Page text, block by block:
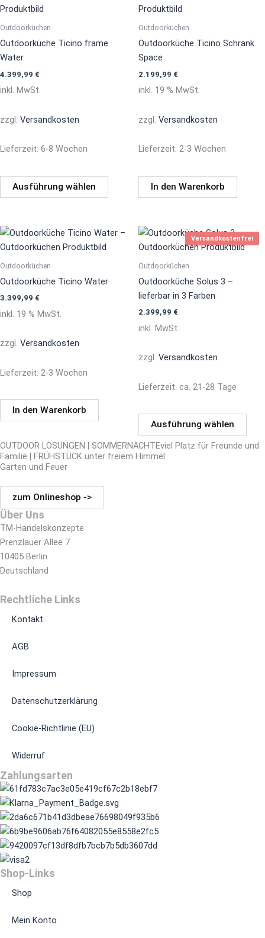
Outdoorküchen
Outdoorküche Ticino frame
Water
4.399,99 €
inkl. MwSt.
zzgl. Versandkosten
Lieferzeit: 6-8 Wochen
Ausführung wählen
mehrere
Optionen
Outdoorküchen
Outdoorküche Ticino Schrank
Space
2.199,99 €
inkl. 19 % MwSt.
zzgl. Versandkosten
Lieferzeit: 2-3 Wochen
In den Warenkorb
Outdoorküchen
Outdoorküche Ticino Water
3.399,99 €
inkl. 19 % MwSt.
zzgl. Versandkosten
Lieferzeit: 2-3 Wochen
In den Warenkorb
Versandkostenfrei
Outdoorküchen
Outdoorküche Solus 3 –
lieferbar in 3 Farben
2.399,99 €
inkl. MwSt.
zzgl. Versandkosten
Lieferzeit: ca. 21-28 Tage
Ausführung wählen
OUTDOOR LÖSUNGEN | SOMMERNÄCHTEviel Platz für Freunde und
Familie | FRÜHSTÜCK unter freiem Himmel
Garten und Feuer
zum Onlineshop ->
Über Uns
TM-Handelskonzepte
Prenzlauer Allee 7
10405 Berlin
Deutschland
Rechtliche Links
Kontakt
AGB
Impressum
Datenschutzerklärung
Cookie-Richtlinie (EU)
Widerruf
Zahlungsarten
Shop-Links
Shop
Mein Konto